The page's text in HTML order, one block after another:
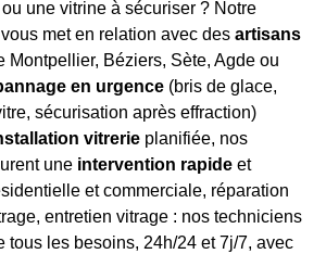
une vitrine à sécuriser ? Notre
met en relation avec des artisans
Montpellier, Béziers, Sète, Agde ou
en urgence (bris de glace,
sécurisation après effraction)
vitrerie planifiée, nos
une intervention rapide et
et commerciale, réparation
entretien vitrage : nos techniciens
tous les besoins, 24h/24 et 7j/7, avec